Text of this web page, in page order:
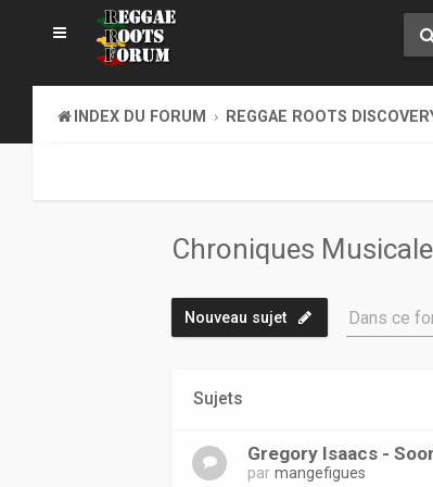
INDEX DU FORUM REGGAE ROOTS
Chroniques
Nouveau sujet Dans ce
Sujets
Gregory Isaacs -
parmangefigues